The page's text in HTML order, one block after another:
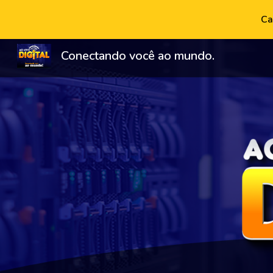
Conectando você ao mundo.